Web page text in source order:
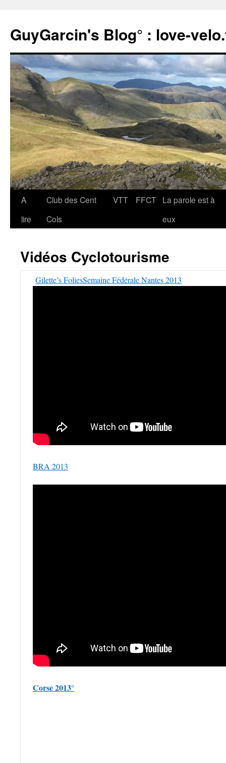
contenu
GuyGarcin's Blog° : love-
A
lire
Club des Cent
Cols
VTT FFCT La parole est à
eux
Vidéos Cyclotourisme
Gilette’s FoliesSemaine Fédérale Nantes 2013
BRA 2013
Corse 2013°